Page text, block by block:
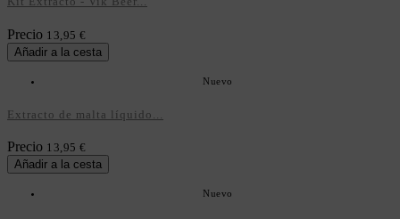
Precio 13,95 €
Añadir a la cesta
Nuevo
Extracto de malta líquido...
Precio 13,95 €
Añadir a la cesta
Nuevo